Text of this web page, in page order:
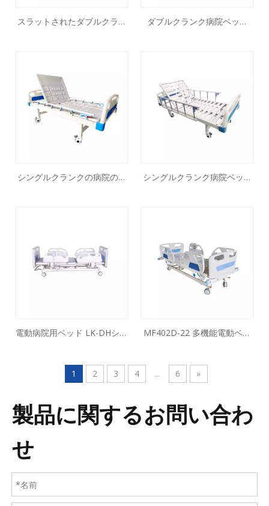
スラットされたダブルクラン
ダブルクランク病院ベッド
シングルクランクの病院のベ
シングルクランク病院ベッド
電動病院用ベッド LK-DHシリ
MF402D-22 多機能電動ベッ
1 2 3 4 ... 6 »
製品に関するお問い合わ
せ